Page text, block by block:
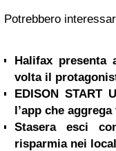
Potrebbero
Halifax
volta il
EDISON START
l’app che
Stasera esci
risparmia nei